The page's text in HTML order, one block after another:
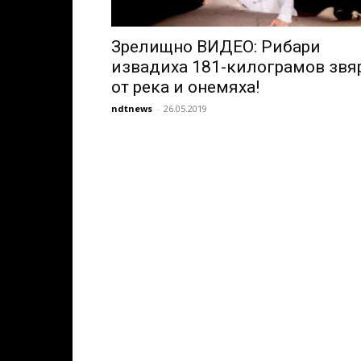
Зрелищно ВИДЕО: Рибари
извадиха 181-килограмов
от река и онемяха!
ndtnews - 26.05.2019